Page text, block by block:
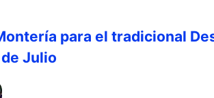
para el tradicional
Julio